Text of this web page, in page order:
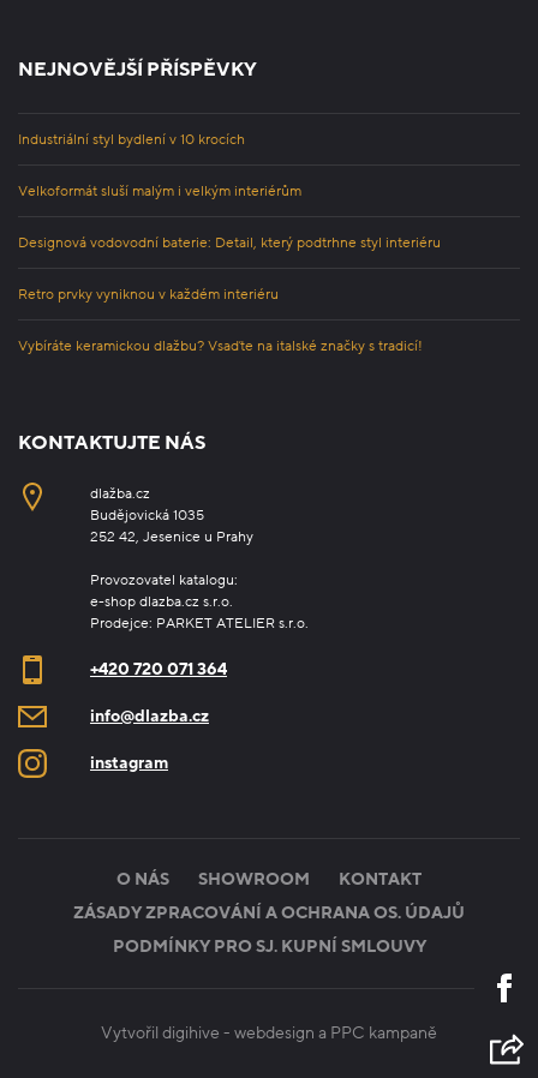
NEJNOVĚJŠÍ PŘÍSPĚVKY
Industriální styl bydlení v 10 krocích
Velkoformát sluší malým i velkým interiérům
Designová vodovodní baterie: Detail, který podtrhne styl interiéru
Retro prvky vyniknou v každém interiéru
Vybíráte keramickou dlažbu? Vsaďte na italské značky s tradicí!
KONTAKTUJTE NÁS
dlažba.cz
Budějovická 1035
252 42, Jesenice u Prahy
Provozovatel katalogu:
e-shop dlazba.cz s.r.o.
Prodejce: PARKET ATELIER s.r.o.
+420 720 071 364
info@dlazba.cz
instagram
O NÁS SHOWROOM
KONTAKT
ZÁSADY ZPRACOVÁNÍ A OCHRANA OS. ÚDAJŮ
PODMÍNKY PRO SJ. KUPNÍ SMLOUVY
Vytvořil digihive - webdesign a PPC kampaně